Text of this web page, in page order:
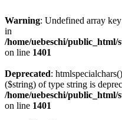
Warning: Undefined array
in
/home/uebeschi/public_html/
on line 1401
Deprecated:
($string) of type string is
/home/uebeschi/public_html/
on line 1401